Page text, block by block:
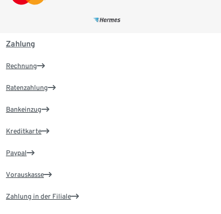
Zahlung
Rechnung
Ratenzahlung
Bankeinzug
Kreditkarte
Paypal
Vorauskasse
Zahlung in der Filiale